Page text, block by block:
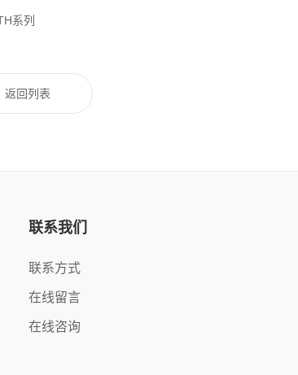
系列
返回列表
联系我们
联系方式
在线留言
在线咨询